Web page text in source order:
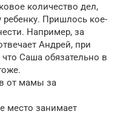
количество дел,
Пришлось кое-
Например, за
Андрей, при
Саша обязательно в
от мамы за
место занимает